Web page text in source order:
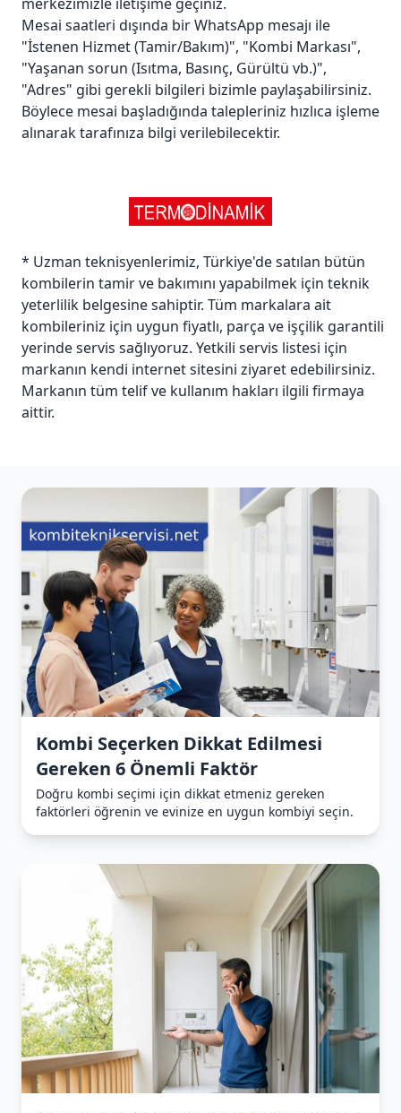
Mesai saatleri dışında bir WhatsApp mesajı ile
"İstenen Hizmet (Tamir/Bakım)", "Kombi Markası",
"Yaşanan sorun (Isıtma, Basınç, Gürültü vb.)",
"Adres" gibi gerekli bilgileri bizimle paylaşabilirsiniz.
Böylece mesai başladığında talepleriniz hızlıca işleme
alınarak tarafınıza bilgi verilebilecektir.
* Uzman teknisyenlerimiz, Türkiye'de satılan bütün
kombilerin tamir ve bakımını yapabilmek için teknik
yeterlilik belgesine sahiptir. Tüm markalara ait
kombileriniz için uygun fiyatlı, parça ve işçilik garantili
yerinde servis sağlıyoruz. Yetkili servis listesi için
markanın kendi internet sitesini ziyaret edebilirsiniz.
Markanın tüm telif ve kullanım hakları ilgili firmaya
aittir.
Kombi Seçerken Dikkat Edilmesi
Gereken 6 Önemli Faktör
Doğru kombi seçimi için dikkat etmeniz gereken
faktörleri öğrenin ve evinize en uygun kombiyi seçin.